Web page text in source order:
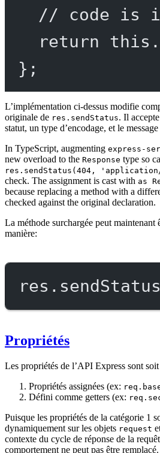
// code is
return
this .
};
L’implémentation ci-dessus modifie
originale de res.sendStatus. Il
statut, un type d’encodage, et le
In TypeScript, augmenting express-
new overload to the Response type so
res.sendStatus(404,
check. The assignment is cast with as
because replacing a method with a
checked against the original declaration.
La méthode surchargée peut maintenant
manière:
res. sendStatus
Propriétés
Les propriétés de l’API Express sont soit
Propriétés assignées (ex:
Défini comme getters (ex:
Puisque les propriétés de la catégorie 1
dynamiquement sur les objets request
contexte du cycle de réponse de la
comportement ne peut pas être remplacé.